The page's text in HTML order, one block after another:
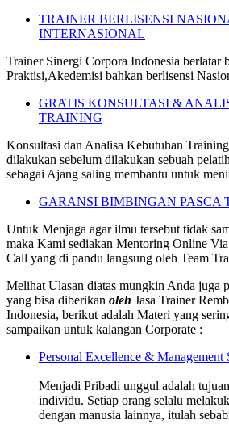
TRAINER BERLISENSI
INTERNASIONAL
Trainer Sinergi Corpora Indonesia berlatar
Praktisi,Akedemisi bahkan berlisensi
GRATIS KONSULTASI &
TRAINING
Konsultasi dan Analisa Kebutuhan
dilakukan sebelum dilakukan sebuah
sebagai Ajang saling membantu untuk
GARANSI BIMBINGAN PASCA
Untuk Menjaga agar ilmu tersebut tidak
maka Kami sediakan Mentoring Online
Call yang di pandu langsung oleh Team
Melihat Ulasan diatas mungkin Anda juga
yang bisa diberikan oleh Jasa Trainer
Indonesia, berikut adalah Materi yang
sampaikan untuk kalangan Corporate :
Personal Excellence & Management
Menjadi Pribadi unggul adalah
individu. Setiap orang selalu
dengan manusia lainnya, itulah